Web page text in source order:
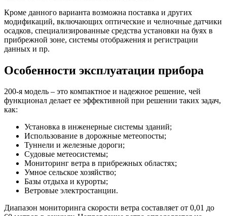
Кроме данного варианта возможна поставка и других
модификаций, включающих оптические и челночные датчики
осадков, специализированные средства установки на буях в
прибрежной зоне, системы отображения и регистрации
данных и пр.
Особенности эксплуатации прибора
200-я модель – это компактное и надежное решение, чей
функционал делает ее эффективной при решении таких задач,
как:
Установка в инженерные системы зданий;
Использование в дорожные метеопосты;
Туннели и железные дороги;
Судовые метеосистемы;
Мониторинг ветра в прибрежных областях;
Умное сельское хозяйство;
Базы отдыха и курорты;
Ветровые электростанции.
Диапазон мониторинга скорости ветра составляет от 0,01 до